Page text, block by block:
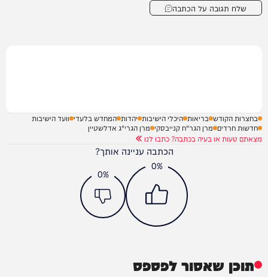
שלח תגובה על הכתבה
בחצרות הקודש בריאות היכלי הישיבות יהדות המחדש בלעדי וועד הישיבות
חדשות חרדים מרן הגר"ח קנייבסקי מרן הגרי"ג אדלשטיין
מצאתם טעות או בעיה בכתבה? כתבו לנו
הכתבה עניינה אותך?
0%
0%
תוכן שאסור לפספס